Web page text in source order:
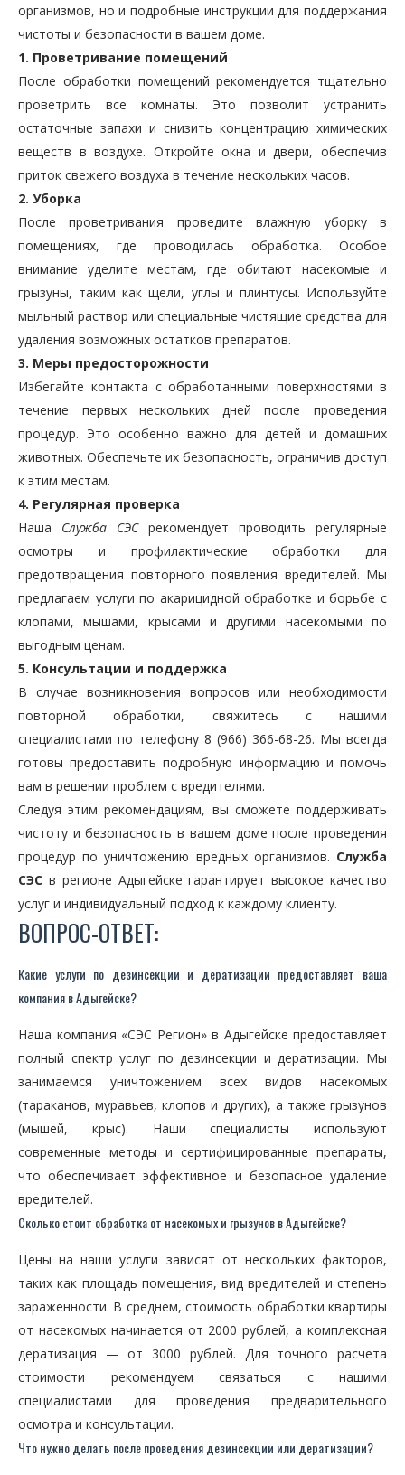
организмов, но и подробные инструкции для поддержания
чистоты и безопасности в вашем доме.
1. Проветривание помещений
После обработки помещений рекомендуется тщательно
проветрить все комнаты. Это позволит устранить
остаточные запахи и снизить концентрацию химических
веществ в воздухе. Откройте окна и двери, обеспечив
приток свежего воздуха в течение нескольких часов.
2. Уборка
После проветривания проведите влажную уборку в
помещениях, где проводилась обработка. Особое
внимание уделите местам, где обитают насекомые и
грызуны, таким как щели, углы и плинтусы. Используйте
мыльный раствор или специальные чистящие средства для
удаления возможных остатков препаратов.
3. Меры предосторожности
Избегайте контакта с обработанными поверхностями в
течение первых нескольких дней после проведения
процедур. Это особенно важно для детей и домашних
животных. Обеспечьте их безопасность, ограничив доступ
к этим местам.
4. Регулярная проверка
Наша Служба СЭСрекомендует проводить регулярные
осмотры и профилактические обработки для
предотвращения повторного появления вредителей. Мы
предлагаем услуги по акарицидной обработке и борьбе с
клопами, мышами, крысами и другими насекомыми по
выгодным ценам.
5. Консультации и поддержка
В случае возникновения вопросов или необходимости
повторной обработки, свяжитесь с нашими
специалистами по телефону 8 (966) 366-68-26. Мы всегда
готовы предоставить подробную информацию и помочь
вам в решении проблем с вредителями.
Следуя этим рекомендациям, вы сможете поддерживать
чистоту и безопасность в вашем доме после проведения
процедур по уничтожению вредных организмов. Служба
СЭС в регионе Адыгейске гарантирует высокое качество
услуг и индивидуальный подход к каждому клиенту.
ВОПРОС-ОТВЕТ:
Какие услуги по дезинсекции и дератизации предоставляет ваша
компания в Адыгейске?
Наша компания «СЭС Регион» в Адыгейске предоставляет
полный спектр услуг по дезинсекции и дератизации. Мы
занимаемся уничтожением всех видов насекомых
(тараканов, муравьев, клопов и других), а также грызунов
(мышей, крыс). Наши специалисты используют
современные методы и сертифицированные препараты,
что обеспечивает эффективное и безопасное удаление
вредителей.
Сколько стоит обработка от насекомых и грызунов в Адыгейске?
Цены на наши услуги зависят от нескольких факторов,
таких как площадь помещения, вид вредителей и степень
зараженности. В среднем, стоимость обработки квартиры
от насекомых начинается от 2000 рублей, а комплексная
дератизация — от 3000 рублей. Для точного расчета
стоимости рекомендуем связаться с нашими
специалистами для проведения предварительного
осмотра и консультации.
Что нужно делать после проведения дезинсекции или дератизации?